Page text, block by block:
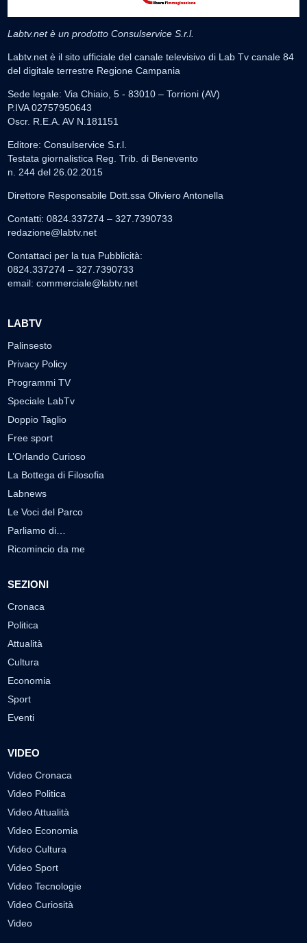
Labtv.net è un prodotto Consulservice S.r.l.
Labtv.net è il sito ufficiale del canale televisivo di Lab Tv canale 84
del digitale terrestre Regione Campania
Sede legale: Via Chiaio, 5 - 83010 – Torrioni (AV)
P.IVA 02757950643
Oscr. R.E.A. AV N.181151
Editore: Consulservice S.r.l.
Testata giornalistica Reg. Trib. di Benevento
n. 244 del 26.02.2015
Direttore Responsabile Dott.ssa Oliviero Antonella
Contatti: 0824.337274 – 327.7390733
redazione@labtv.net
Contattaci per la tua Pubblicità:
0824.337274 – 327.7390733
email: commerciale@labtv.net
LABTV
Palinsesto
Privacy Policy
Programmi TV
Speciale LabTv
Doppio Taglio
Free sport
L’Orlando Curioso
La Bottega di Filosofia
Labnews
Le Voci del Parco
Parliamo di…
Ricomincio da me
SEZIONI
Cronaca
Politica
Attualità
Cultura
Economia
Sport
Eventi
VIDEO
Video Cronaca
Video Politica
Video Attualità
Video Economia
Video Cultura
Video Sport
Video Tecnologie
Video Curiosità
Video